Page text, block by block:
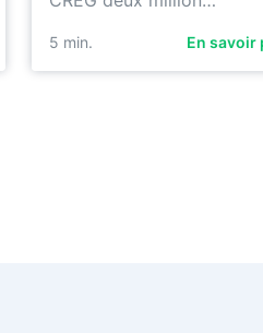
5 min. En savoir